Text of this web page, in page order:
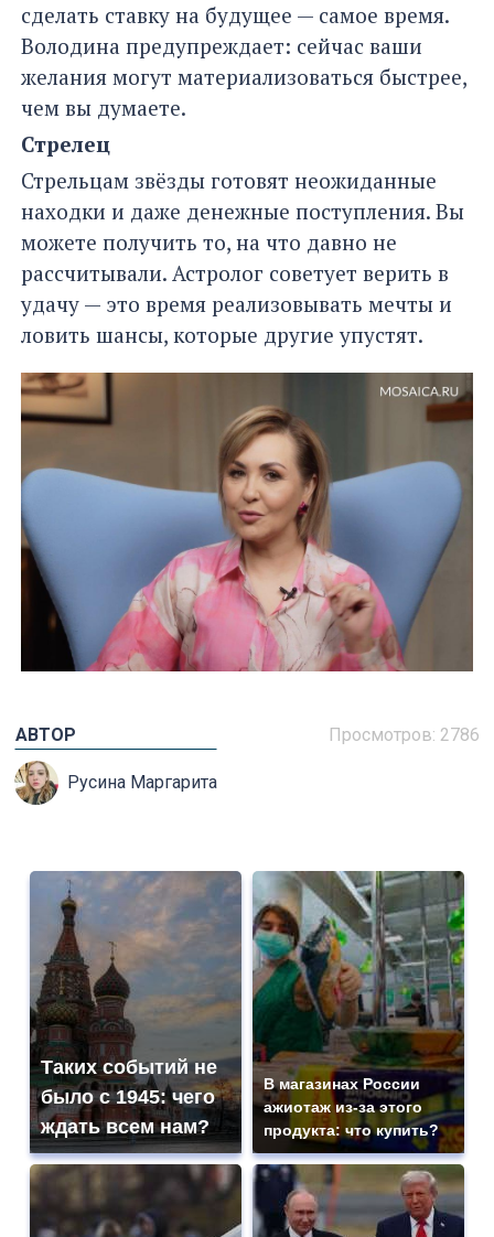
сделать ставку на будущее — самое время.
Володина предупреждает: сейчас ваши
желания могут материализоваться быстрее,
чем вы думаете.
Стрелец
Стрельцам звёзды готовят неожиданные
находки и даже денежные поступления. Вы
можете получить то, на что давно не
рассчитывали. Астролог советует верить в
удачу — это время реализовывать мечты и
ловить шансы, которые другие упустят.
Просмотров: 2786
АВТОР
Русина Маргарита
Таких событий не
было с 1945: чего
ждать всем нам?
В магазинах России
ажиотаж из-за этого
продукта: что купить?